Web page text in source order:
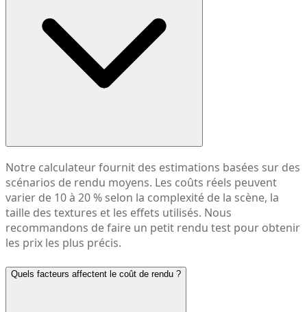
Notre calculateur fournit des estimations basées sur des
scénarios de rendu moyens. Les coûts réels peuvent
varier de 10 à 20 % selon la complexité de la scène, la
taille des textures et les effets utilisés. Nous
recommandons de faire un petit rendu test pour obtenir
les prix les plus précis.
Quels facteurs affectent le coût de rendu ?